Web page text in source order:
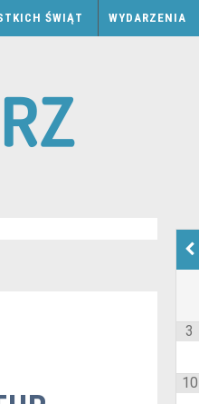
ŚWIĄT WYDARZENIA
3
10